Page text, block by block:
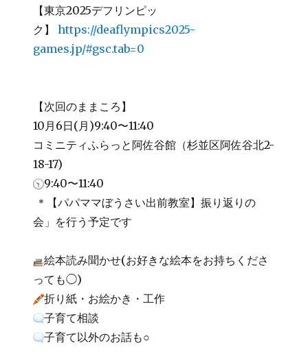
【東京2025デフリンピッ
ク】 https://deaflympics2025-
games.jp/#gsc.tab=0
【次回のままころ】
10月6日(月)9:40〜11:40
コミニティふらっと阿佐谷館（杉並区阿佐谷北2-
18-17)
9:40〜11:40
＊【パパママぼうさい出前教室】振り返りの
会」を行う予定です
絵本読み聞かせ(お好きな絵本をお持ちくださ
っても◯)
折り紙・お絵かき・工作
子育て相談
子育て以外のお話も○